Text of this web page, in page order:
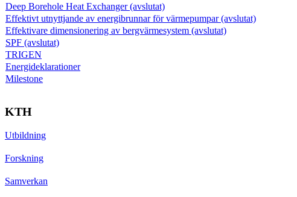
Deep Borehole Heat Exchanger (avslutat)
Effektivt utnyttjande av energibrunnar för värmepumpar (avslutat)
Effektivare dimensionering av bergvärmesystem (avslutat)
SPF (avslutat)
TRIGEN
Energideklarationer
Milestone
KTH
Utbildning
Forskning
Samverkan